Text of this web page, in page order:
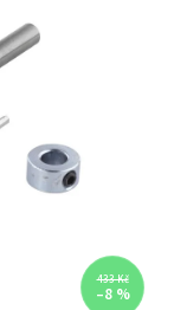
433 Kč
–8 %